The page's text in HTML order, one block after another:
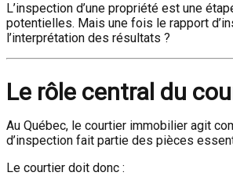
L’inspection d’une propriété est une
potentielles. Mais une fois le rapport
l’interprétation des résultats ?
Le rôle central du
Au Québec, le courtier immobilier agit
d’inspection fait partie des pièces
Le courtier doit donc :